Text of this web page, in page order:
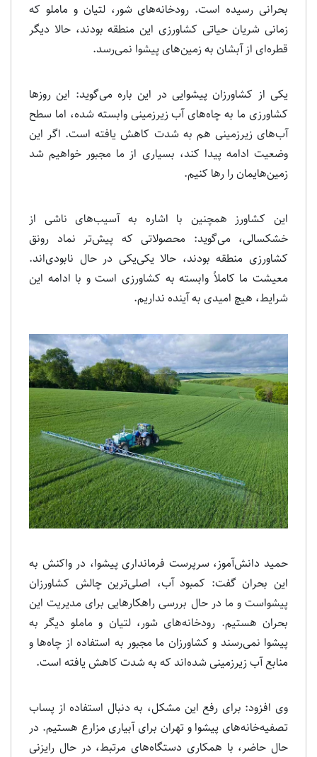
بحرانی رسیده است. رودخانه‌های شور، لتیان و ماملو که
زمانی شریان حیاتی کشاورزی این منطقه بودند، حالا دیگر
قطره‌ای از آبشان به زمین‌های پیشوا نمی‌رسد.
یکی از کشاورزان پیشوایی در این باره می‌گوید: این روزها
کشاورزی ما به چاه‌های آب زیرزمینی وابسته شده، اما سطح
آب‌های زیرزمینی هم به شدت کاهش یافته است. اگر این
وضعیت ادامه پیدا کند، بسیاری از ما مجبور خواهیم شد
زمین‌هایمان را رها کنیم.
این کشاورز همچنین با اشاره به آسیب‌های ناشی از
خشکسالی، می‌گوید: محصولاتی که پیش‌تر نماد رونق
کشاورزی منطقه بودند، حالا یکی‌یکی در حال نابودی‌اند.
معیشت ما کاملاً وابسته به کشاورزی است و با ادامه این
شرایط، هیچ امیدی به آینده نداریم.
حمید دانش‌آموز، سرپرست فرمانداری پیشوا، در واکنش به
این بحران گفت: کمبود آب، اصلی‌ترین چالش کشاورزان
پیشواست و ما در حال بررسی راهکارهایی برای مدیریت این
بحران هستیم. رودخانه‌های شور، لتیان و ماملو دیگر به
پیشوا نمی‌رسند و کشاورزان ما مجبور به استفاده از چاه‌ها و
منابع آب زیرزمینی شده‌اند که به شدت کاهش یافته است.
وی افزود: برای رفع این مشکل، به دنبال استفاده از پساب
تصفیه‌خانه‌های پیشوا و تهران برای آبیاری مزارع هستیم. در
حال حاضر، با همکاری دستگاه‌های مرتبط، در حال رایزنی